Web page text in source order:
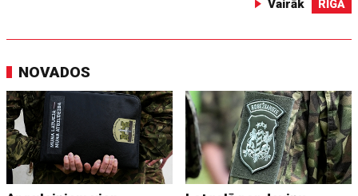
Vairāk RĪGĀ
NOVADOS